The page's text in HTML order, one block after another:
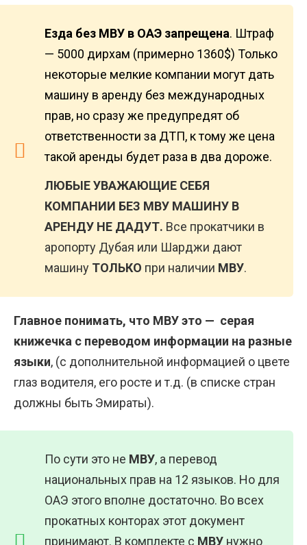
Езда без МВУ в ОАЭ запрещена. Штраф
— 5000 дирхам (примерно 1360$) Только
некоторые мелкие компании могут дать
машину в аренду без международных
прав, но сразу же предупредят об
ответственности за ДТП, к тому же цена
такой аренды будет раза в два дороже.
ЛЮБЫЕ УВАЖАЮЩИЕ СЕБЯ
КОМПАНИИ БЕЗ МВУ МАШИНУ В
АРЕНДУ НЕ ДАДУТ. Все прокатчики в
аропорту Дубая или Шарджи дают
машину ТОЛЬКО при наличии МВУ.
Главное понимать, что МВУ это — серая
книжечка с переводом информации на разные
языки, (с дополнительной информацией о цвете
глаз водителя, его росте и т.д. (в списке стран
должны быть Эмираты).
По сути это не МВУ, а перевод
национальных прав на 12 языков. Но для
ОАЭ этого вполне достаточно. Во всех
прокатных конторах этот документ
принимают. В комплекте с МВУ нужно